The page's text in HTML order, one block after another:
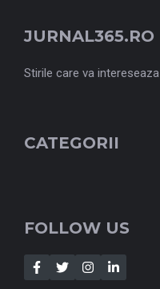
JURNAL365.RO
Stirile care va intereseaza
CATEGORII
FOLLOW US